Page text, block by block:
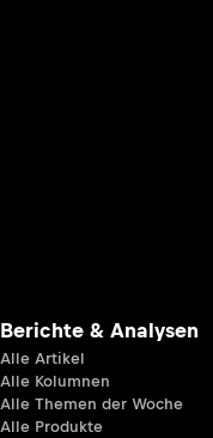
Berichte & Analysen
Alle Artikel
Alle Kolumnen
Alle Themen der Woche
Alle Produkte